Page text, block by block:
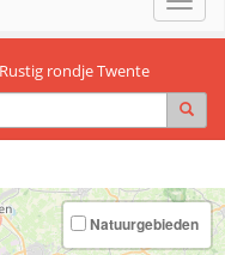
Rustig rondje Twente
Natuurgebieden